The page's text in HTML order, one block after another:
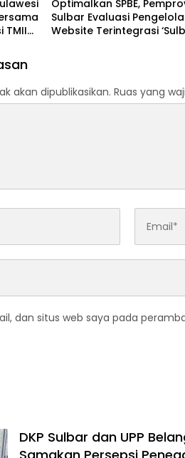
TMII
Optimalkan SPBE,
Sulbar Evaluasi
Website Terintegrasi
akan dipublikasikan. Ruas yang
dan situs web saya pada
DKP Sulbar dan UPP